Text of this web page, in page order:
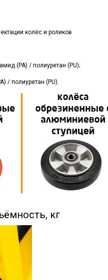
колёс и роликов
(PA) / полиуретан (PU);
) / полиуретан (PU).
кг